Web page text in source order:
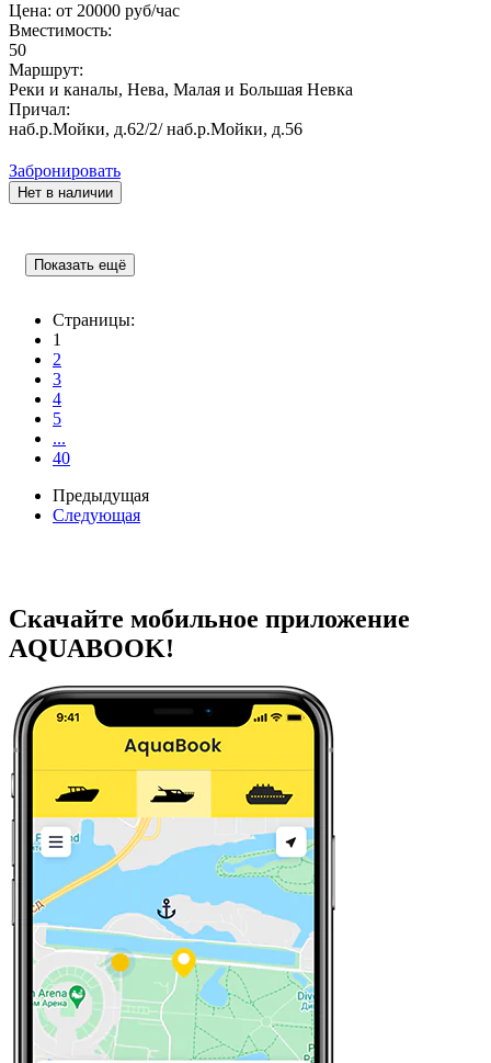
Цена: от 20000 руб/час
Вместимость:
50
Маршрут:
Реки и каналы, Нева, Малая и Большая Невка
Причал:
наб.р.Мойки, д.62/2/ наб.р.Мойки, д.56
Забронировать
Нет в наличии
Показать ещё
Страницы:
1
2
3
4
5
...
40
Предыдущая
Следующая
Скачайте мобильное приложение
AQUABOOK!